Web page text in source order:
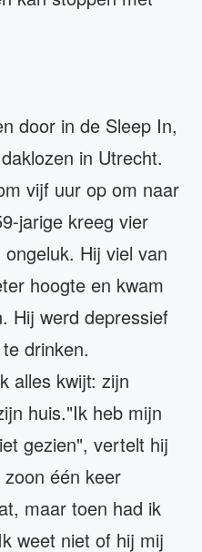
door in de Sleep In,
in Utrecht.
vijf uur op om naar
jarige kreeg vier
Hij viel van
hoogte en kwam
Hij werd depressief
drinken.
alles kwijt: zijn
huis."Ik heb mijn
gezien", vertelt hij
één keer
maar toen had ik
weet niet of hij mij